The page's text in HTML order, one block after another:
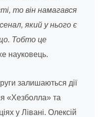
то він намагався
який у нього є
Тобто це
науковець.
залишаються дії
«Хезболла» та
у Лівані. Олексій